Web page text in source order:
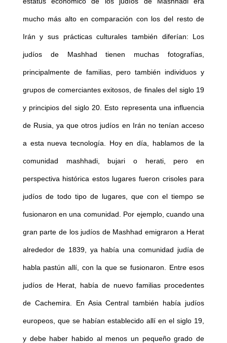
mucho más alto en comparación con los del resto de
Irán y sus prácticas culturales también diferían: Los
judíos de Mashhad tienen muchas fotografías,
principalmente de familias, pero también individuos y
grupos de comerciantes exitosos, de finales del siglo 19
y principios del siglo 20. Esto representa una influencia
de Rusia, ya que otros judíos en Irán no tenían acceso
a esta nueva tecnología. Hoy en día, hablamos de la
comunidad mashhadi, bujari o herati, pero en
perspectiva histórica estos lugares fueron crisoles para
judíos de todo tipo de lugares, que con el tiempo se
fusionaron en una comunidad. Por ejemplo, cuando una
gran parte de los judíos de Mashhad emigraron a Herat
alrededor de 1839, ya había una comunidad judía de
habla pastún allí, con la que se fusionaron. Entre esos
judíos de Herat, había de nuevo familias procedentes
de Cachemira. En Asia Central también había judíos
europeos, que se habían establecido allí en el siglo 19,
y debe haber habido al menos un pequeño grado de